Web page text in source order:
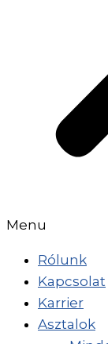
Menu
Rólunk
Kapcsolat
Karrier
Asztalok